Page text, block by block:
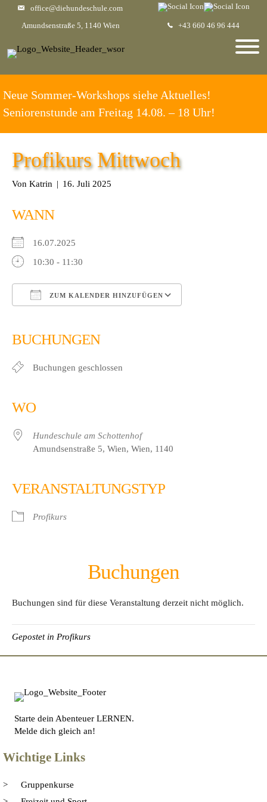
office@diehundeschule.com
+43 660 46 96 444
Amundsenstraße 5, 1140 Wien
Neue Sommer-Workshops siehe Aktuelles!
Seniorenstunde am Freitag 14.08. – 18 Uhr!
Profikurs Mittwoch
Von Katrin | 16. Juli 2025
WANN
16.07.2025
10:30 - 11:30
ZUM KALENDER HINZUFÜGEN
BUCHUNGEN
Buchungen geschlossen
WO
Hundeschule am Schottenhof
Amundsenstraße 5, Wien, Wien, 1140
VERANSTALTUNGSTYP
Profikurs
Buchungen
Buchungen sind für diese Veranstaltung derzeit nicht möglich.
Gepostet in Profikurs
Starte dein Abenteuer LERNEN.
Melde dich gleich an!
Wichtige Links
Gruppenkurse